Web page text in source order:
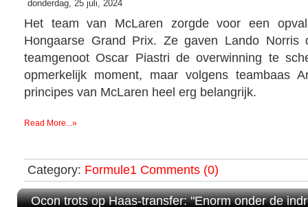
donderdag, 25 juli, 2024
Het team van McLaren zorgde voor een
Hongaarse Grand Prix. Ze gaven Lando Norris
teamgenoot Oscar Piastri de overwinning te
opmerkelijk moment, maar volgens teambaas
principes van McLaren heel erg belangrijk.
Read More...»
Category: Formule1 Comments (0)
Ocon trots op Haas-transfer: "Enorm onder de